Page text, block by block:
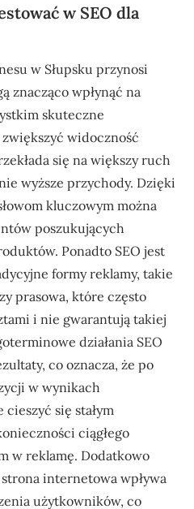
w SEO dla
w Słupsku przynosi
znacząco wpłynąć na
skuteczne
widoczność
się na większy ruch
wyższe przychody. Dzięki
kluczowym można
poszukujących
Ponadto SEO jest
formy reklamy, takie
prasowa, które często
i nie gwarantują takiej
działania SEO
co oznacza, że po
w wynikach
się stałym
ciągłego
w reklamę. Dodatkowo
internetowa wpływa
użytkowników, co